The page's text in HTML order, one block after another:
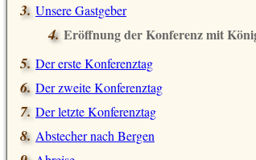
Unsere Gastgeber
Eröffnung der Konferenz mit
Der erste Konferenztag
Der zweite Konferenztag
Der letzte Konferenztag
Abstecher nach Bergen